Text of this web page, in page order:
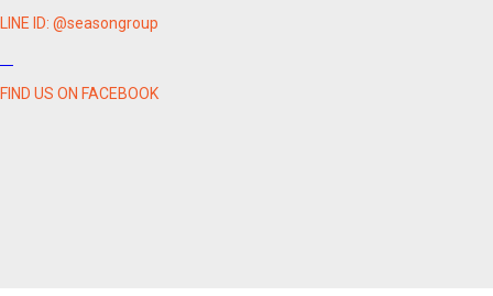
LINE ID: @seasongroup
FIND US ON FACEBOOK